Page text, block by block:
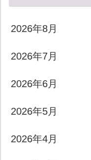
2026年8月
2026年7月
2026年6月
2026年5月
2026年4月